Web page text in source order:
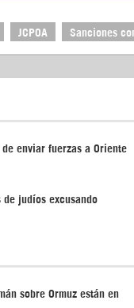
JCPOA Sanciones
de enviar fuerzas a Oriente
de judíos excusando
sobre Ormuz están en